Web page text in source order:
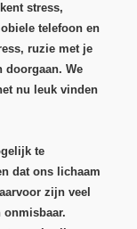
stress,
telefoon en
ruzie met je
doorgaan. We
nu leuk vinden
te
dat ons lichaam
zijnveel
onmisbaar.